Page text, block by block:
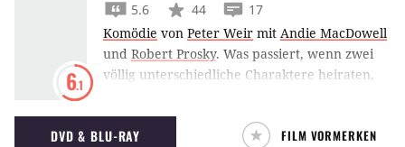
6.1
5.6 44
17
Komödie von Peter Weir mit Andie MacDowell
und Robert Prosky. Was passiert, wenn zwei
völlig unterschiedliche Charaktere heiraten,
George (Gérard Depardieu
Frankreich in die USA eingereister
DVD & BLU-RAY FILM VORMERKEN